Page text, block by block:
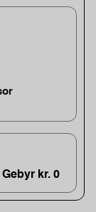
kr. 0